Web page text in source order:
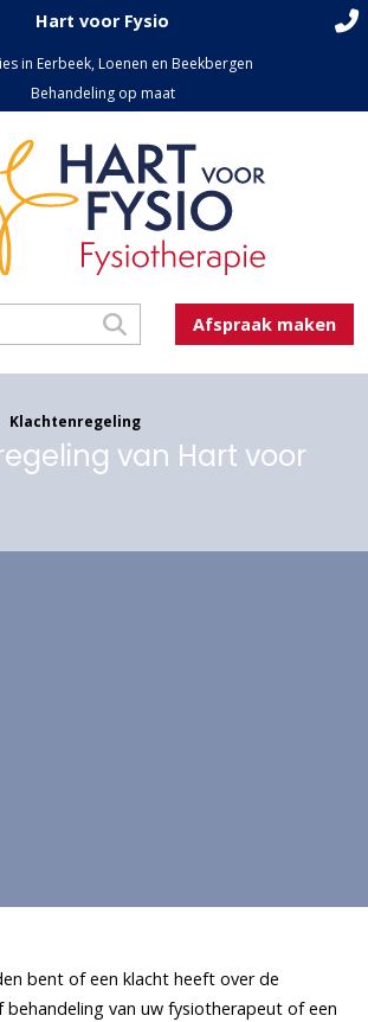
Hart voor Fysio
in Eerbeek, Loenen en Beekbergen
Behandeling op maat
Afspraak maken
Klachtenregeling
van Hart voor
bent of een klacht heeft over de
van uw fysiotherapeut of een